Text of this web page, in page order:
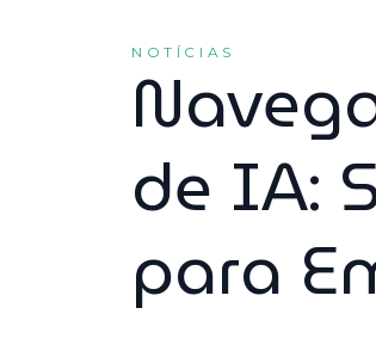
NOTÍCIAS
de IA:
para